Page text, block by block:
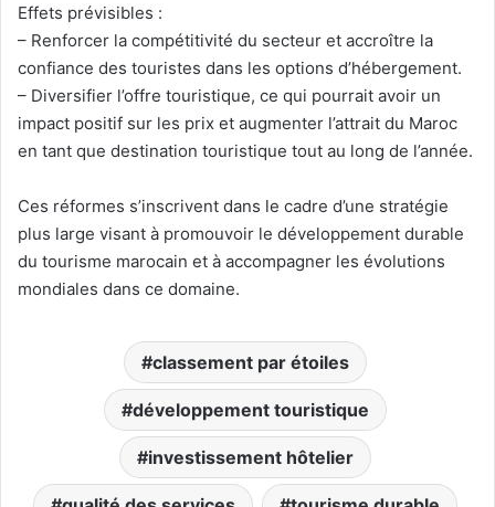
Effets prévisibles :
– Renforcer la compétitivité du secteur et accroître la
confiance des touristes dans les options d’hébergement.
– Diversifier l’offre touristique, ce qui pourrait avoir un
impact positif sur les prix et augmenter l’attrait du Maroc
en tant que destination touristique tout au long de l’année.
Ces réformes s’inscrivent dans le cadre d’une stratégie
plus large visant à promouvoir le développement durable
du tourisme marocain et à accompagner les évolutions
mondiales dans ce domaine.
classement par étoiles
développement touristique
investissement hôtelier